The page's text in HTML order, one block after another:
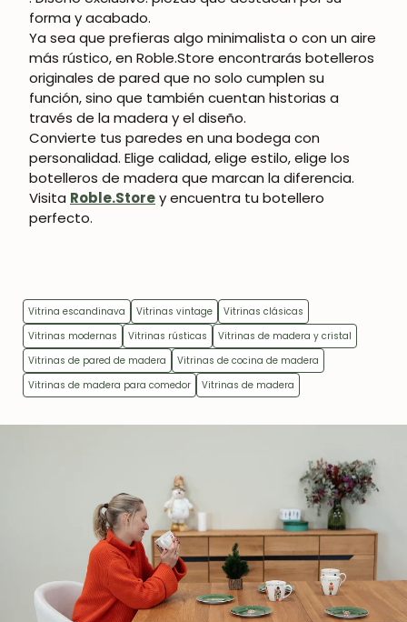
forma y acabado.
Ya sea que prefieras algo minimalista o con un aire
más rústico, en Roble.Store encontrarás botelleros
originales de pared que no solo cumplen su
función, sino que también cuentan historias a
través de la madera y el diseño.
Convierte tus paredes en una bodega con
personalidad. Elige calidad, elige estilo, elige los
botelleros de madera que marcan la diferencia.
Visita Roble.Storey encuentra tu botellero
perfecto.
Vitrina escandinava Vitrinas vintage
Vitrinas clásicas
Vitrinas modernas
Vitrinas rústicas
Vitrinas de madera y cristal
Vitrinas de pared de madera
Vitrinas de cocina de madera
Vitrinas de madera para comedor
Vitrinas de madera